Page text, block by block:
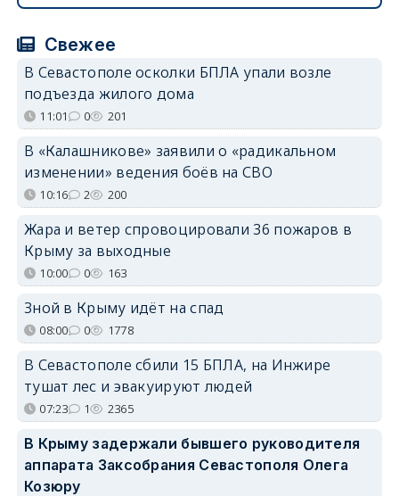
Свежее
В Севастополе осколки БПЛА упали возле
подъезда жилого дома
11:01 0 201
В «Калашникове» заявили о «радикальном
изменении» ведения боёв на СВО
10:16 2 200
Жара и ветер спровоцировали 36 пожаров в
Крыму за выходные
10:00 0 163
Зной в Крыму идёт на спад
08:00 0 1778
В Севастополе сбили 15 БПЛА, на Инжире
тушат лес и эвакуируют людей
07:23 1 2365
В Крыму задержали бывшего руководителя
аппарата Заксобрания Севастополя Олега
Козюру